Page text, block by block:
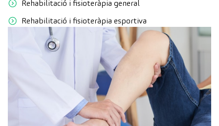
Rehabilitació i fisioteràpia general
Rehabilitació i fisioteràpia esportiva